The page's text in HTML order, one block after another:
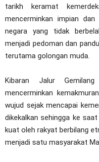
tarikh keramat
mencerminkan impian
negara yang tidak
menjadi pedoman dan
terutama golongan muda.
Kibaran Jalur
mencerminkan
wujud sejak mencapai
dikekalkan sehingga ke
kuat oleh rakyat berbilang
menjadi satu masyarakat